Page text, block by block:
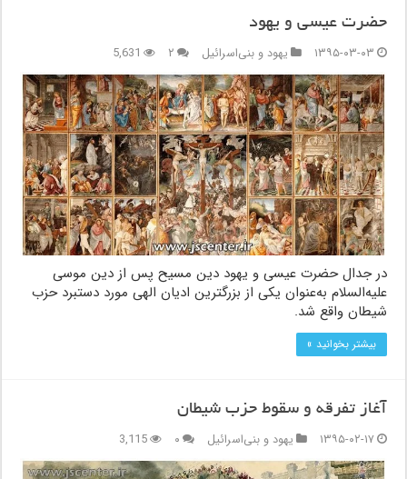
حضرت عیسی و یهود
۱۳۹۵-۰۳-۰۳
یهود و بنی‌اسرائیل ۲ 5,631
در جدال حضرت عیسی و یهود دین مسیح پس از دین موسی
علیه‌السلام به‌عنوان یکی از بزرگترین ادیان الهی مورد دستبرد حزب
شیطان واقع شد.
بیشتر بخوانید »
آغاز تفرقه و سقوط حزب شیطان
۱۳۹۵-۰۲-۱۷
یهود و بنی‌اسرائیل ۰ 3,115